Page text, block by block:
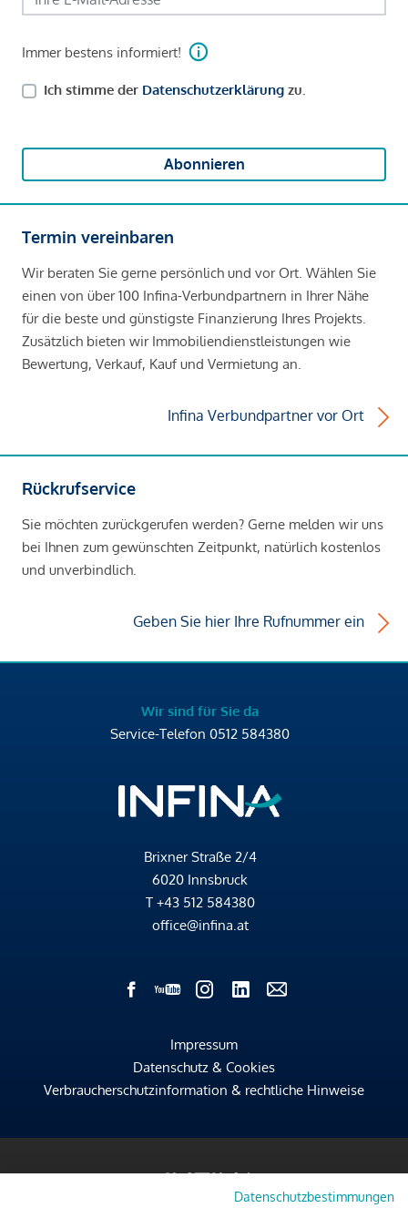
Immer bestens informiert!
Ich stimme der Datenschutzerklärung zu.
Abonnieren
Termin vereinbaren
Wir beraten Sie gerne persönlich und vor Ort. Wählen Sie
einen von über 100 Infina-Verbundpartnern in Ihrer Nähe
für die beste und günstigste Finanzierung Ihres Projekts.
Zusätzlich bieten wir Immobiliendienstleistungen wie
Bewertung, Verkauf, Kauf und Vermietung an.
Infina Verbundpartner vor Ort
Rückrufservice
Sie möchten zurückgerufen werden? Gerne melden wir uns
bei Ihnen zum gewünschten Zeitpunkt, natürlich kostenlos
und unverbindlich.
Geben Sie hier Ihre Rufnummer ein
Wir sind für Sie da
Service-Telefon 0512 584380
Brixner Straße 2/4
6020 Innsbruck
T +43 512 584380
office@infina.at
Impressum
Datenschutz & Cookies
Verbraucherschutzinformation & rechtliche Hinweise
Datenschutzbestimmungen